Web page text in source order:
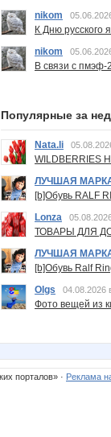
nikom
К Дню русского
nikom
В связи с пмэф-
Популярные за
Nata.li
ЛУЧШАЯ
[b]Обувь RALF
Lonza
ТОВАРЫ ДЛЯ
ЛУЧШАЯ
[b]Обувь Ralf
Olgs
04.08.2026
Фото вещей из
порталов» · Реклама